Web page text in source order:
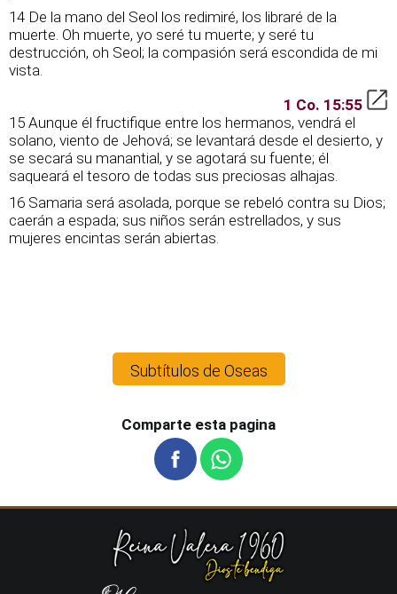
14 De la mano del Seol los redimiré, los libraré de la
muerte. Oh muerte, yo seré tu muerte; y seré tu
destrucción, oh Seol; la compasión será escondida de mi
vista.
1 Co. 15:55
15 Aunque él fructifique entre los hermanos, vendrá el
solano, viento de Jehová; se levantará desde el desierto, y
se secará su manantial, y se agotará su fuente; él
saqueará el tesoro de todas sus preciosas alhajas.
16 Samaria será asolada, porque se rebeló contra su Dios;
caerán a espada; sus niños serán estrellados, y sus
mujeres encintas serán abiertas.
Subtítulos de Oseas
Comparte esta pagina